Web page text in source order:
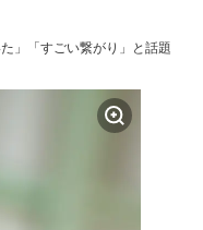
」「すごい繋がり」と話題